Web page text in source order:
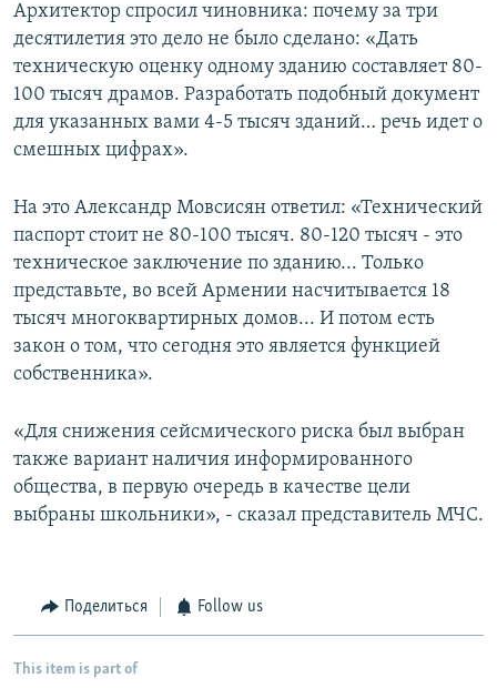
Архитектор спросил чиновника: почему за три
десятилетия это дело не было сделано: «Дать
техническую оценку одному зданию составляет 80-
100 тысяч драмов. Разработать подобный документ
для указанных вами 4-5 тысяч зданий… речь идет о
смешных цифрах».
На это Александр Мовсисян ответил: «Технический
паспорт стоит не 80-100 тысяч. 80-120 тысяч - это
техническое заключение по зданию... Только
представьте, во всей Армении насчитывается 18
тысяч многоквартирных домов... И потом есть
закон о том, что сегодня это является функцией
собственника».
«Для снижения сейсмического риска был выбран
также вариант наличия информированного
общества, в первую очередь в качестве цели
выбраны школьники», - сказал представитель МЧС.
Поделиться Follow us
This item is part of